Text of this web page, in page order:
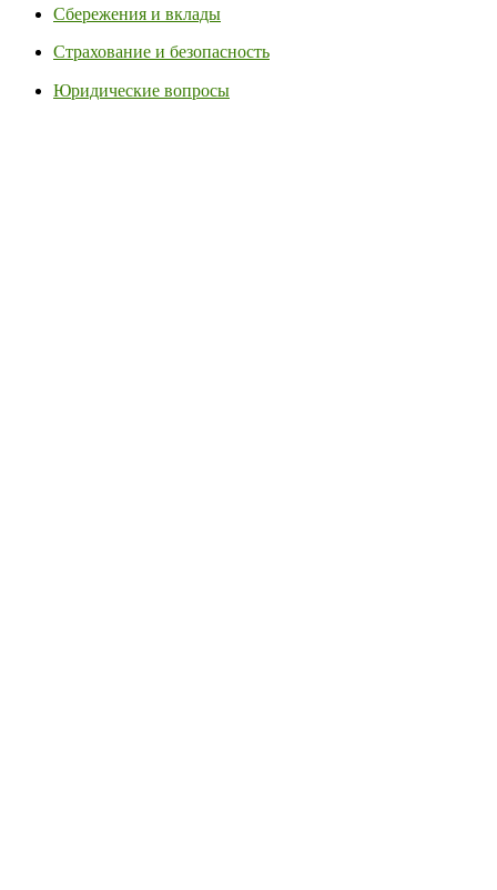
Сбережения и вклады
Страхование и безопасность
Юридические вопросы